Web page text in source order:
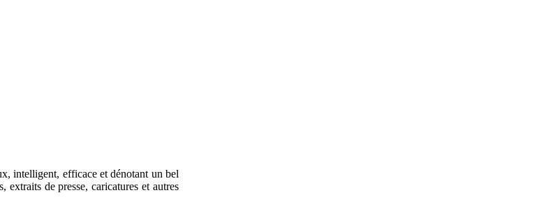
intelligent, efficace et dénotant un bel
extraits de presse, caricatures et autres